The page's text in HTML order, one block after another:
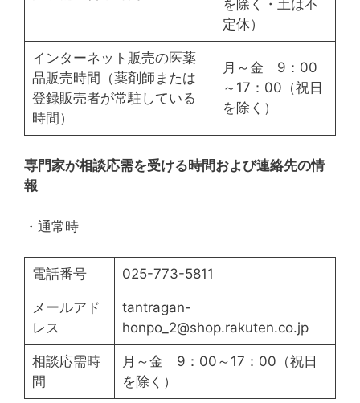
を除く・土は不
定休）
インターネット販売の医薬
品販売時間（薬剤師または
登録販売者が常駐している
時間）
月～金 9：00
～17：00（祝日
を除く）
専門家が相談応需を受ける時間および連絡先の情
報
・通常時
電話番号 025-773-5811
メールアド
レス
tantragan-
honpo_2@shop.rakuten.co.jp
相談応需時
間
月～金 9：00～17：00（祝日
を除く）